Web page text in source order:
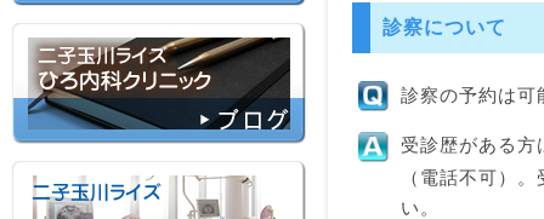
診察について
診察の予約は可
受診歴がある
（電話不可）
い。